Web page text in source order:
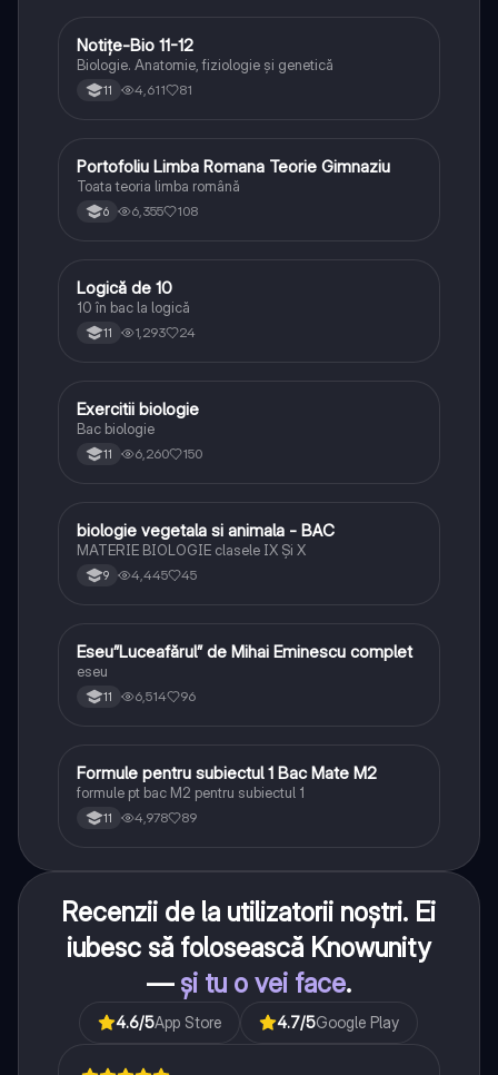
Biologie
Notițe-Bio 11-12
Biologie. Anatomie, fiziologie și genetică
11 4,611 81
Limba și literatura română
Portofoliu Limba Romana Teorie Gimnaziu
Toata teoria limba română
6 6,355 108
Logică
Logică de 10
10 în bac la logică
11 1,293 24
Biologie
Exercitii biologie
Bac biologie
11 6,260 150
Biologie
biologie vegetala si animala - BAC
MATERIE BIOLOGIE clasele IX Şi X
9 4,445 45
Limba și literatura română
Eseu”Luceafărul” de Mihai Eminescu complet
eseu
11 6,514 96
Matematică
Formule pentru subiectul 1 Bac Mate M2
formule pt bac M2 pentru subiectul 1
11 4,978 89
Recenzii de la utilizatorii noștri. Ei
iubesc să folosească Knowunity
— și tu o vei face.
4.6/5App Store 4.7/5Google Play